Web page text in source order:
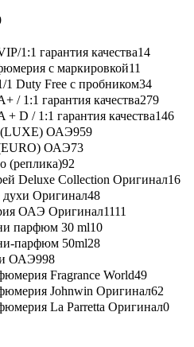
1:1 гарантия качества14
с маркировкой11
Duty Free с пробником34
1:1 гарантия качества279
D / 1:1 гарантия качества146
ОАЭ959
ОАЭ73
(реплика)92
Deluxe Collection Оригинал16
духи Оригинал48
ОАЭ Оригинал1111
парфюм 30 ml10
парфюм 50ml28
ОАЭ998
Fragrance World49
Johnwin Оригинал62
La Parretta Оригинал0